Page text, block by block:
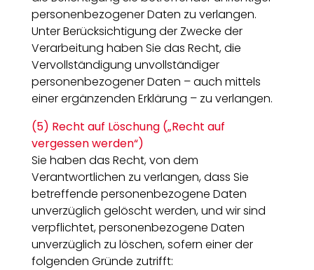
personenbezogener Daten zu verlangen.
Unter Berücksichtigung der Zwecke der
Verarbeitung haben Sie das Recht, die
Vervollständigung unvollständiger
personenbezogener Daten – auch mittels
einer ergänzenden Erklärung – zu verlangen.
(5) Recht auf Löschung („Recht auf
vergessen werden“)
Sie haben das Recht, von dem
Verantwortlichen zu verlangen, dass Sie
betreffende personenbezogene Daten
unverzüglich gelöscht werden, und wir sind
verpflichtet, personenbezogene Daten
unverzüglich zu löschen, sofern einer der
folgenden Gründe zutrifft: